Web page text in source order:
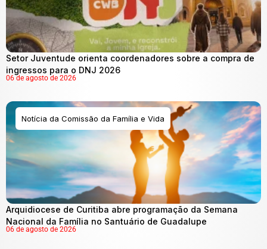
Setor Juventude orienta coordenadores sobre a compra de
ingressos para o DNJ 2026
06 de agosto de 2026
Notícia da Comissão da Família e Vida
Arquidiocese de Curitiba abre programação da Semana
Nacional da Família no Santuário de Guadalupe
06 de agosto de 2026